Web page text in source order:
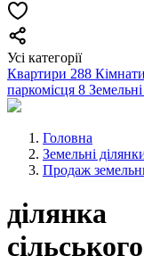
Усі категорії
Квартири 288 Кімнати
паркомісця 8
Головна
Земельні
Продаж
ділянка